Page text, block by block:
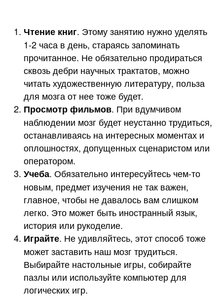
Чтение книг. Этому занятию нужно уделять
1-2 часа в день, стараясь запоминать
прочитанное. Не обязательно продираться
сквозь дебри научных трактатов, можно
читать художественную литературу, польза
для мозга от нее тоже будет.
Просмотр фильмов. При вдумчивом
наблюдении мозг будет неустанно трудиться,
останавливаясь на интересных моментах и
оплошностях, допущенных сценаристом или
оператором.
Учеба. Обязательно интересуйтесь чем-то
новым, предмет изучения не так важен,
главное, чтобы не давалось вам слишком
легко. Это может быть иностранный язык,
история или рукоделие.
Играйте. Не удивляйтесь, этот способ тоже
может заставить наш мозг трудиться.
Выбирайте настольные игры, собирайте
пазлы или используйте компьютер для
логических игр.